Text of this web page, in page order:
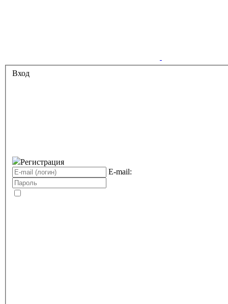
Вход
Регистрация
E-mail: